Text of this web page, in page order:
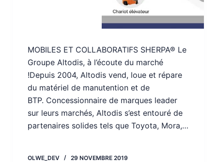
MOBILES ET COLLABORATIFS SHERPA® Le
Groupe Altodis, à l’écoute du marché
!Depuis 2004, Altodis vend, loue et répare
du matériel de manutention et de
BTP. Concessionnaire de marques leader
sur leurs marchés, Altodis s’est entouré de
partenaires solides tels que Toyota, Mora,…
OLWE_DEV 29 NOVEMBRE 2019